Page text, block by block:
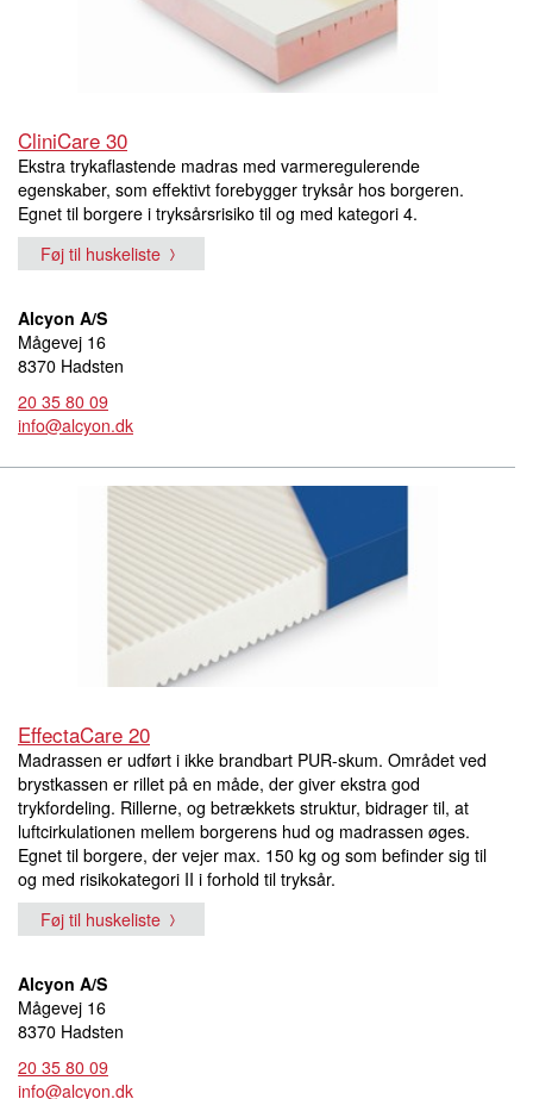
CliniCare 30
Ekstra trykaflastende madras med varmeregulerende
egenskaber, som effektivt forebygger tryksår hos borgeren.
Egnet til borgere i tryksårsrisiko til og med kategori 4.
Føj til huskeliste
Alcyon A/S
Mågevej 16
8370 Hadsten
20 35 80 09
info@alcyon.dk
EffectaCare 20
Madrassen er udført i ikke brandbart PUR-skum. Området ved
brystkassen er rillet på en måde, der giver ekstra god
trykfordeling. Rillerne, og betrækkets struktur, bidrager til, at
luftcirkulationen mellem borgerens hud og madrassen øges.
Egnet til borgere, der vejer max. 150 kg og som befinder sig til
og med risikokategori II i forhold til tryksår.
Føj til huskeliste
Alcyon A/S
Mågevej 16
8370 Hadsten
20 35 80 09
info@alcyon.dk